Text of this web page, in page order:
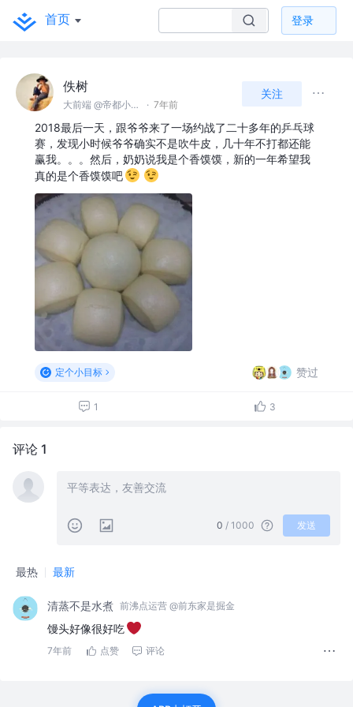
首页 登录
佚树
大前端 @帝都小国企 · 7年前
关注
2018最后一天，跟爷爷来了一场约战了二十多年的乒乓球
赛，发现小时候爷爷确实不是吹牛皮，几十年不打都还能
赢我。。。然后，奶奶说我是个香馍馍，新的一年希望我
真的是个香馍馍吧
定个小目标 赞过
1 3
评论 1
0 / 1000 发送
最热 最新
清蒸不是水煮 前沸点运营 @前东家是掘金
馒头好像很好吃
7年前 点赞 评论